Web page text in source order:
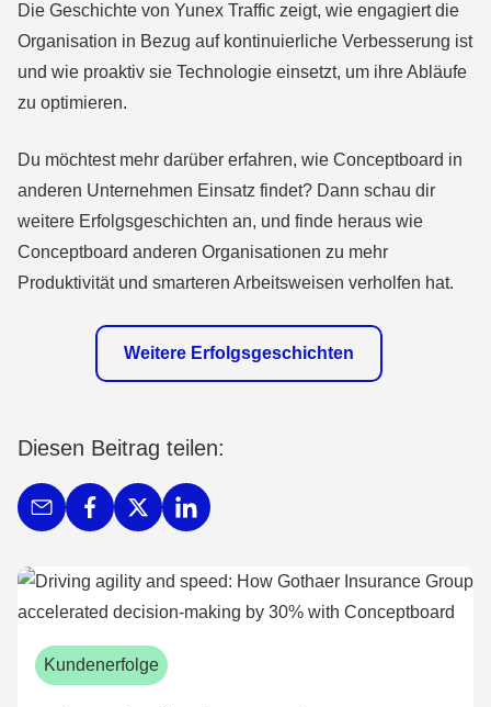
Die Geschichte von Yunex Traffic zeigt, wie engagiert die
Organisation in Bezug auf kontinuierliche Verbesserung ist
und wie proaktiv sie Technologie einsetzt, um ihre Abläufe
zu optimieren.
Du möchtest mehr darüber erfahren, wie Conceptboard in
anderen Unternehmen Einsatz findet? Dann schau dir
weitere Erfolgsgeschichten an, und finde heraus wie
Conceptboard anderen Organisationen zu mehr
Produktivität und smarteren Arbeitsweisen verholfen hat.
Weitere Erfolgsgeschichten
Diesen Beitrag teilen:
Kundenerfolge